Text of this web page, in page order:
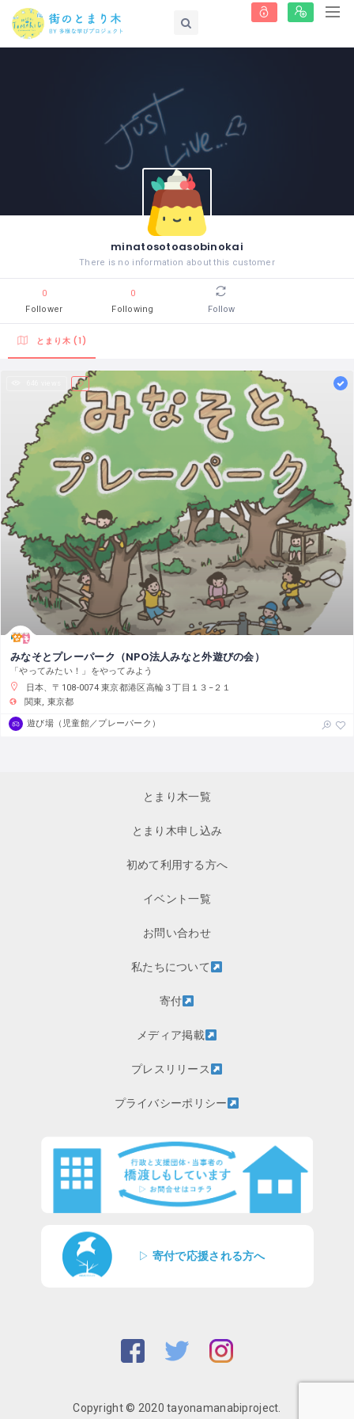
minatosotoasobinokai
There is no information about this customer
0
Follower
0
Following
Follow
とまり木 (1)
みなそとプレーパーク（NPO法人みなと外遊びの会）
「やってみたい！」をやってみよう
日本、〒108-0074 東京都港区高輪３丁目１３−２１
関東
東京都
遊び場（児童館／プレーパーク）
とまり木一覧
とまり木申し込み
初めて利用する方へ
イベント一覧
お問い合わせ
私たちについて
寄付
メディア掲載
プレスリリース
プライバシーポリシー
▷ 寄付で応援される方へ
Copyright © 2020 tayonamanabiproject.